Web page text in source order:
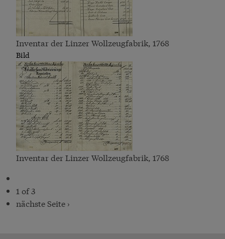
Inventar der Linzer Wollzeugfabrik, 1768
Bild
Inventar der Linzer Wollzeugfabrik, 1768
1 of 3
nächste Seite ›